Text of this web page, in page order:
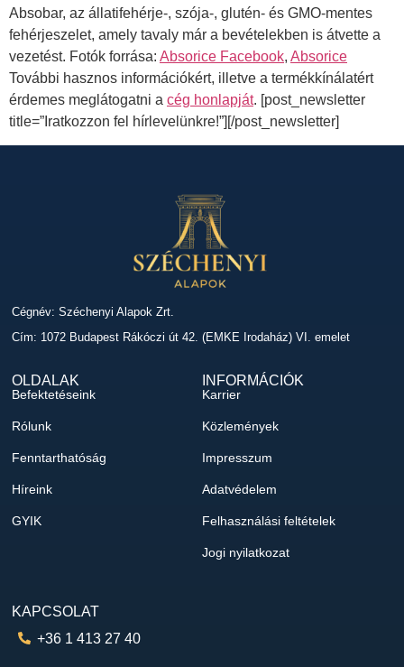
Absobar, az állatifehérje-, szója-, glutén- és GMO-mentes
fehérjeszelet, amely tavaly már a bevételekben is átvette a
vezetést. Fotók forrása: Absorice Facebook, Absorice
További hasznos információkért, illetve a termékkínálatért
érdemes meglátogatni a cég honlapját. [post_newsletter
title=”Iratkozzon fel hírlevelünkre!”][/post_newsletter]
Cégnév: Széchenyi Alapok Zrt.
Cím: 1072 Budapest Rákóczi út 42. (EMKE Irodaház) VI. emelet
OLDALAK
Befektetéseink
Rólunk
Fenntarthatóság
Híreink
GYIK
INFORMÁCIÓK
Karrier
Közlemények
Impresszum
Adatvédelem
Felhasználási feltételek
Jogi nyilatkozat
KAPCSOLAT
+36 1 413 27 40